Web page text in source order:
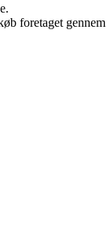
foretaget